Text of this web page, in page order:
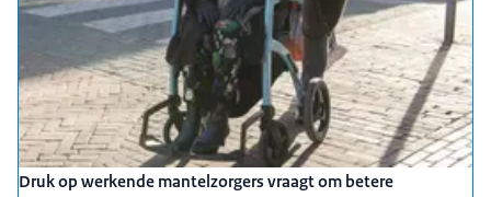
Druk op werkende mantelzorgers vraagt om betere